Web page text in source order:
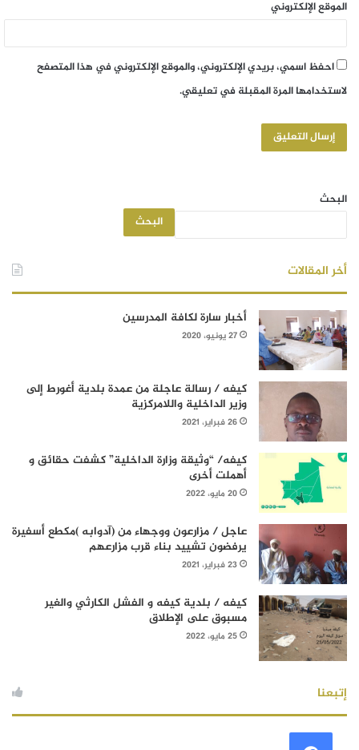
الموقع الإلكتروني
احفظ اسمي، بريدي الإلكتروني، والموقع الإلكتروني في هذا المتصفح
لاستخدامها المرة المقبلة في تعليقي.
البحث
البحث
أخر المقالات
أخبار سارة لكافة المدرسين
27 يونيو، 2020
كيفه / رسالة عاجلة من عمدة بلدية أغورط إلى
وزير الداخلية واللامركزية
26 فبراير، 2021
كيفه/ “وثيقة وزارة الداخلية” كشفت حقائق و
أهملت أخرى
20 مايو، 2022
عاجل / مزارعون ووجهاء من (آدوابه )مكطع أسفيرة
يرفضون تشييد بناء قرب مزارعهم
23 فبراير، 2021
كيفه / بلدية كيفه و الفشل الكارثي والغير
مسبوق على الإطلاق
25 مايو، 2022
إتبعنا